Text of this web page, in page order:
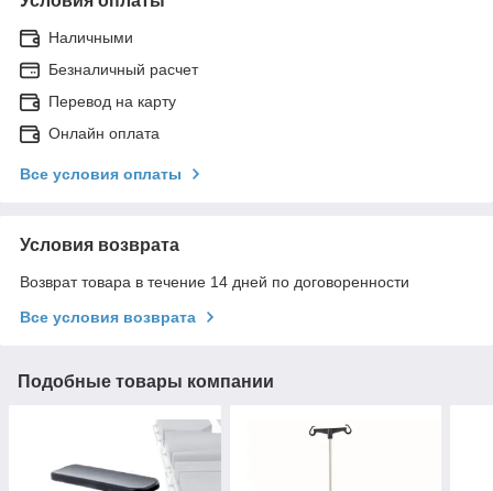
Наличными
Безналичный расчет
Перевод на карту
Онлайн оплата
Все условия оплаты
Условия возврата
Возврат товара в течение 14 дней по договоренности
Все условия возврата
Подобные товары компании